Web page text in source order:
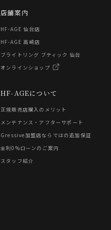
HF-AGEについて
正規販売店購入のメリット
メンテナンス・アフターサポート
Gressive加盟店ならではの追加保証
金利0%ローンのご案内
スタッフ紹介
店舗案内
HF-AGE 仙台店
HF-AGE 高崎店
ブライトリング ブティック 仙台
オンラインショップ